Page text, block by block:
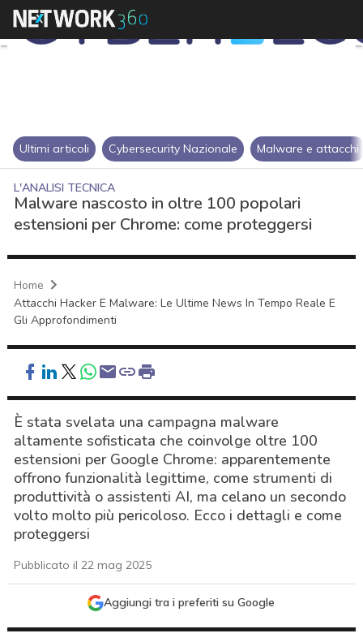
Ultimi articoli Cybersecurity Nazionale Malware e attacchi
L'ANALISI TECNICA
Malware nascosto in oltre 100 popolari
estensioni per Chrome: come proteggersi
Home
Attacchi Hacker E Malware: Le Ultime News In Tempo Reale E
Gli Approfondimenti
È stata svelata una campagna malware
altamente sofisticata che coinvolge oltre 100
estensioni per Google Chrome: apparentemente
offrono funzionalità legittime, come strumenti di
produttività o assistenti AI, ma celano un secondo
volto molto più pericoloso. Ecco i dettagli e come
proteggersi
Pubblicato il 22 mag 2025
Aggiungi tra i preferiti su Google